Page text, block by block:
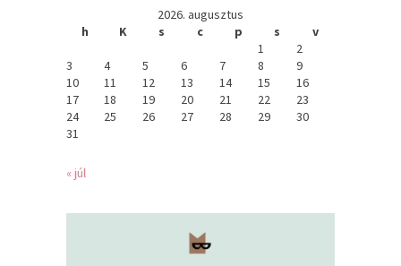
2026. augusztus
h
K s c p s
v
1
2
3
4 5 6 7 8
9
10
11 12 13 14 15
16
17
18 19 20 21 22
23
24
25 26 27 28 29
30
31
« júl